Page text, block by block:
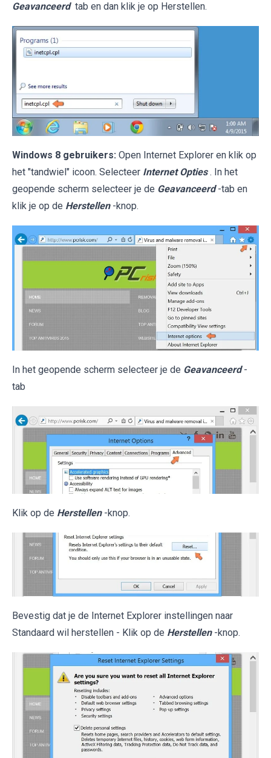
Geavanceerd tab en dan klik je op Herstellen.
Windows 8 gebruikers: Open Internet Explorer en klik op
het "tandwiel" icoon. Selecteer Internet Opties . In het
geopende scherm selecteer je de Geavanceerd -tab en
klik je op de Herstellen -knop.
In het geopende scherm selecteer je de Geavanceerd -
tab
Klik op de Herstellen -knop.
Bevestig dat je de Internet Explorer instellingen naar
Standaard wil herstellen - Klik op de Herstellen -knop.